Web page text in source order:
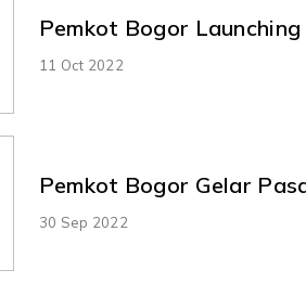
Pemkot Bogor
11 Oct 2022
Pemkot Bogor Gelar
30 Sep 2022